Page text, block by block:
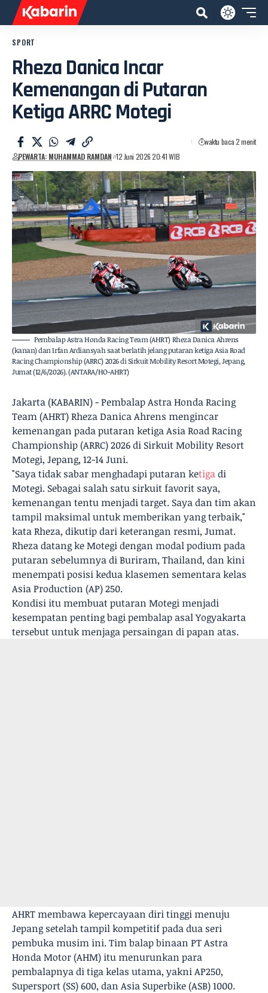
SPORT
Rheza Danica Incar
Kemenangan di Putaran
Ketiga ARRC Motegi
PEWARTA: MUHAMMAD RAMDAN 12 Juni 2026 20:41 WIB
waktu baca 2 menit
Pembalap Astra Honda Racing Team (AHRT) Rheza Danica Ahrens
(kanan) dan Irfan Ardiansyah saat berlatih jelang putaran ketiga Asia Road
Racing Championship (ARRC) 2026 di Sirkuit Mobility Resort Motegi, Jepang,
Jumat (12/6/2026). (ANTARA/HO-AHRT)
Jakarta (KABARIN) - Pembalap Astra Honda Racing
Team (AHRT) Rheza Danica Ahrens mengincar
kemenangan pada putaran ketiga Asia Road Racing
Championship (ARRC) 2026 di Sirkuit Mobility Resort
Motegi, Jepang, 12-14 Juni.
"Saya tidak sabar menghadapi putaran ketigadi
Motegi. Sebagai salah satu sirkuit favorit saya,
kemenangan tentu menjadi target. Saya dan tim akan
tampil maksimal untuk memberikan yang terbaik,"
kata Rheza, dikutip dari keterangan resmi, Jumat.
Rheza datang ke Motegi dengan modal podium pada
putaran sebelumnya di Buriram, Thailand, dan kini
menempati posisi kedua klasemen sementara kelas
Asia Production (AP) 250.
Kondisi itu membuat putaran Motegi menjadi
kesempatan penting bagi pembalap asal Yogyakarta
tersebut untuk menjaga persaingan di papan atas.
AHRT membawa kepercayaan diri tinggi menuju
Jepang setelah tampil kompetitif pada dua seri
pembuka musim ini. Tim balap binaan PT Astra
Honda Motor (AHM) itu menurunkan para
pembalapnya di tiga kelas utama, yakni AP250,
Supersport (SS) 600, dan Asia Superbike (ASB) 1000.